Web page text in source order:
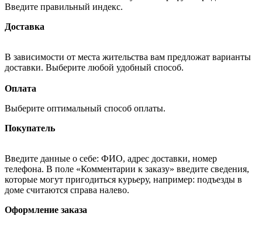
Введите правильный индекс.
Доставка
В зависимости от места жительства вам предложат варианты
доставки. Выберите любой удобный способ.
Оплата
Выберите оптимальный способ оплаты.
Покупатель
Введите данные о себе: ФИО, адрес доставки, номер
телефона. В поле «Комментарии к заказу» введите сведения,
которые могут пригодиться курьеру, например: подъезды в
доме считаются справа налево.
Оформление заказа